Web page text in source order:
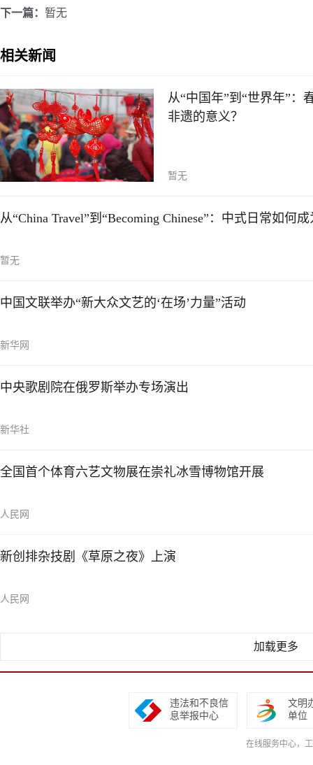
下一篇： 暂无
相关新闻
从“中国年”到“世界年”：
非遗的意义？
暂无
从“China Travel”到“Becoming Chinese”：中式日常如何
暂无
中国文联举办“新大众文艺的‘在场’力量”活动
新华网
中央歌剧院在俄罗斯举办专场演出
新华社
全国首个体育六艺文物展在崇礼冰雪博物馆开展
人民网
新创排杂技剧《草原之夜》上演
人民网
加载更多
违法和不良信
息举报中心
文明
单位
在线服务中心，